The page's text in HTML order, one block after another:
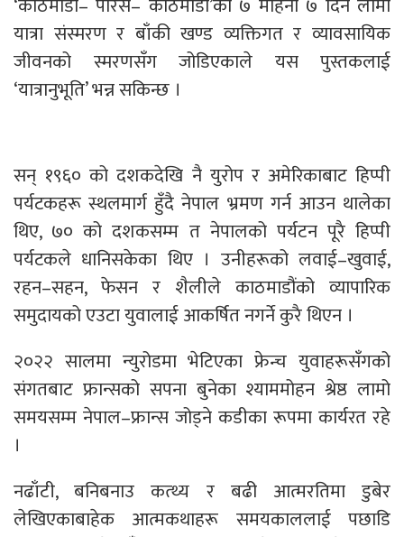
यात्रा संस्मरण र बाँकी खण्ड व्यक्तिगत र व्यावसायिक
जीवनको स्मरणसँग जोडिएकाले यस पुस्तकलाई
‘यात्रानुभूति’ भन्न सकिन्छ ।
सन् १९६० को दशकदेखि नै युरोप र अमेरिकाबाट हिप्पी
पर्यटकहरू स्थलमार्ग हुँदै नेपाल भ्रमण गर्न आउन थालेका
थिए, ७० को दशकसम्म त नेपालको पर्यटन पूरै हिप्पी
पर्यटकले धानिसकेका थिए । उनीहरूको लवाई–खुवाई,
रहन–सहन, फेसन र शैलीले काठमाडौंको व्यापारिक
समुदायको एउटा युवालाई आकर्षित नगर्ने कुरै थिएन ।
२०२२ सालमा न्युरोडमा भेटिएका फ्रेन्च युवाहरूसँगको
संगतबाट फ्रान्सको सपना बुनेका श्याममोहन श्रेष्ठ लामो
समयसम्म नेपाल–फ्रान्स जोड्ने कडीका रूपमा कार्यरत रहे
।
नढाँटी, बनिबनाउ कत्थ्य र बढी आत्मरतिमा डुबेर
लेखिएकाबाहेक आत्मकथाहरू समयकाललाई पछाडि